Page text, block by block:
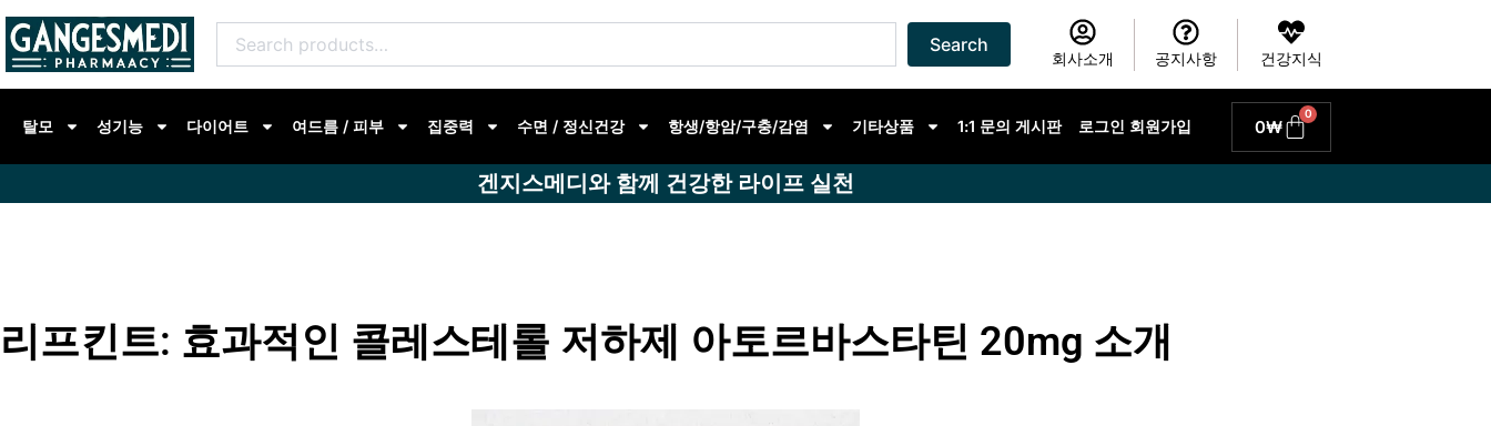
콘
텐
츠
for:
Search
회사소개 공지사항 건강지식
탈모 성기능 다이어트 여드름 / 피부 집중력 수면 / 정신건강 항생/항암/구충/감염 기타상품 1:1 문의 게시판 로그인 회원가입 0₩
0
Cart
겐지스메디와 함께 건강한 라이프 실천
리프킨트: 효과적인 콜레스테롤 저하제 아토르바스타틴 20mg 소개